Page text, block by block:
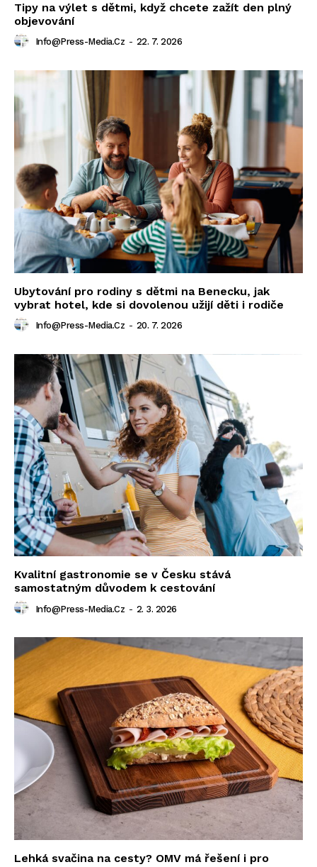
Tipy na výlet s dětmi, když chcete zažít den plný
objevování
Info@press-Media.cz - 22. 7. 2026
Ubytování pro rodiny s dětmi na Benecku, jak
vybrat hotel, kde si dovolenou užijí děti i rodiče
Info@press-Media.cz - 20. 7. 2026
Kvalitní gastronomie se v Česku stává
samostatným důvodem k cestování
Info@press-Media.cz - 2. 3. 2026
Lehká svačina na cesty? OMV má řešení i pro